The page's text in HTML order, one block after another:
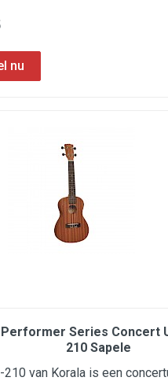
Series Concert
210 Sapele
210 van Korala is een